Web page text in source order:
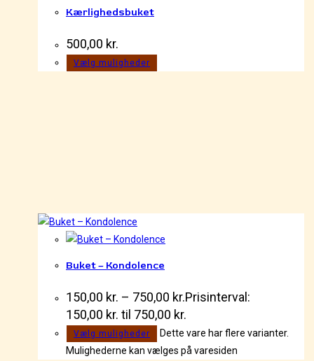
Kærlighedsbuket
500,00 kr.
Vælg muligheder
Buket – Kondolence
150,00 kr. – 750,00 kr.Prisinterval:
150,00 kr. til 750,00 kr.
Vælg muligheder
Dette vare har flere varianter.
Mulighederne kan vælges på varesiden